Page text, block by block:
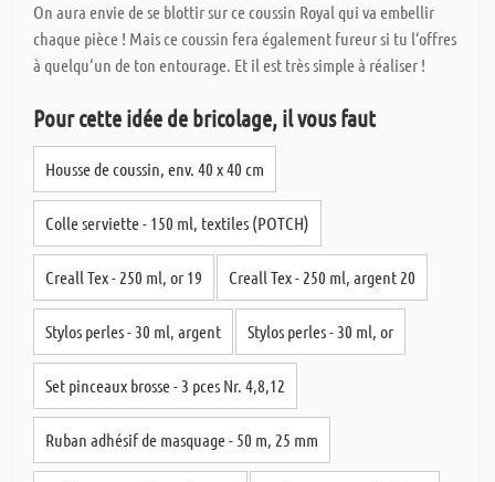
On aura envie de se blottir sur ce coussin Royal qui va embellir
chaque pièce ! Mais ce coussin fera également fureur si tu l‘offres
à quelqu‘un de ton entourage. Et il est très simple à réaliser !
Pour cette idée de bricolage, il vous faut
Housse de coussin, env. 40 x 40 cm
Colle serviette - 150 ml, textiles (POTCH)
Creall Tex - 250 ml, or 19 Creall Tex - 250 ml, argent 20
Stylos perles - 30 ml, argent Stylos perles - 30 ml, or
Set pinceaux brosse - 3 pces Nr. 4,8,12
Ruban adhésif de masquage - 50 m, 25 mm